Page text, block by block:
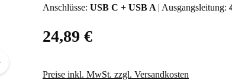
Anschlüsse: USB C + USB A | Ausgangsleitung:
24,89 €
Preise inkl. MwSt. zzgl. Versandkosten